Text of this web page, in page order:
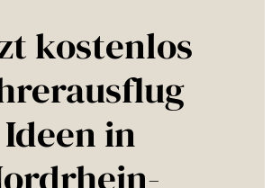
kostenlos
Ideen in